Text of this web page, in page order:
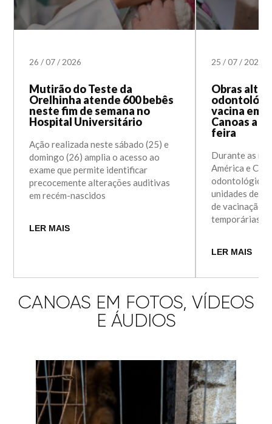
26/07/ 2026
Mutirão do Teste da
Orelhinha atende 600 bebês
neste fim de semana no
Hospital Universitário
Ação realizada neste sábado (25) e
domingo (26) amplia o acesso ao
exame que permite identificar
precocemente alterações auditivas
em recém-nascidos
LER MAIS
25/07/ 2026
Obras
vacina em
Canoas a
feira
Durante as
América e
odontológicos
unidades de
de vacinação
temporárias
LER MAIS
CANOAS EM FOTOS, VÍDEOS
E ÁUDIOS